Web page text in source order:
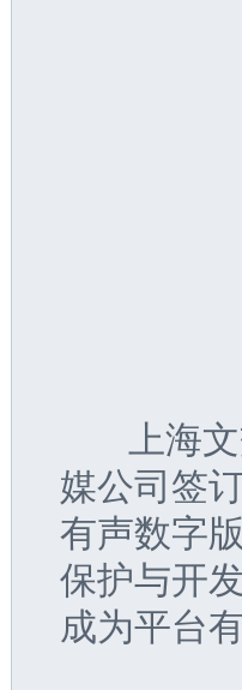
上海文
媒公司签
有声数字
保护与开
成为平台